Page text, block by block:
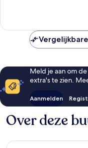
Meld je aan om
extra's te zien.
Aanmelden
Over deze